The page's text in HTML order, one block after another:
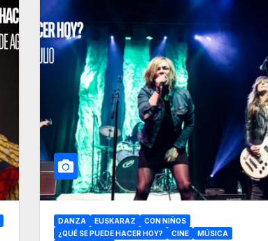
DANZA EUSKARAZ
CON NIÑOS
¿QUÉ SE PUEDE HACER HOY?
CINE
MÚSICA